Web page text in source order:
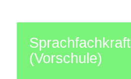
Sprachfachkraft
(Vorschule)